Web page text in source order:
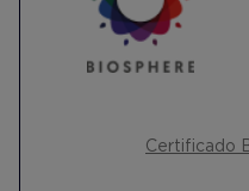
Certificado